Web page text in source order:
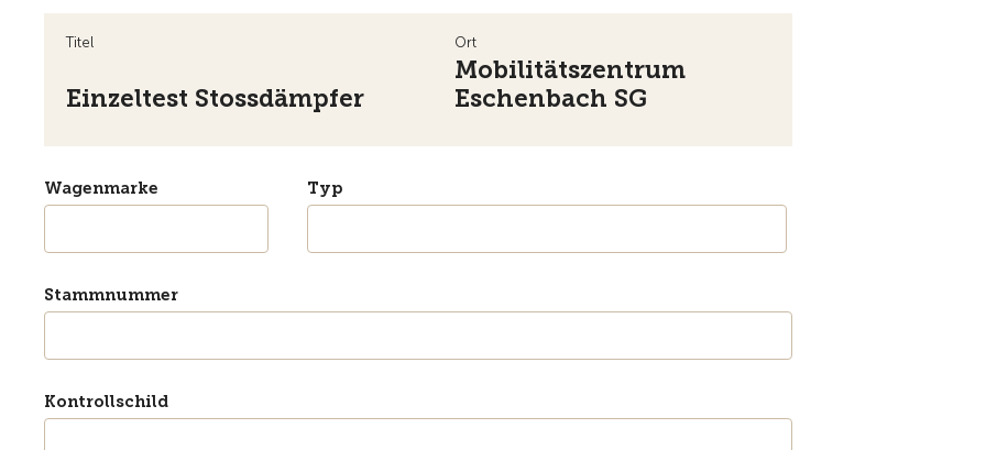
Titel Ort
Einzeltest Stossdämpfer
Mobilitätszentrum
Eschenbach SG
Wagenmarke Typ
Stammnummer
Kontrollschild